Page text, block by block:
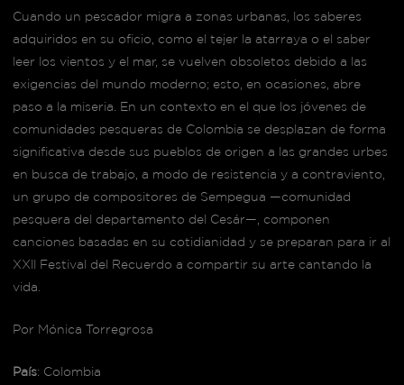
Cuando un pescador migra a zonas urbanas, los saberes
adquiridos en su oficio, como el tejer la atarraya o el saber
leer los vientos y el mar, se vuelven obsoletos debido a las
exigencias del mundo moderno; esto, en ocasiones, abre
paso a la miseria. En un contexto en el que los jóvenes de
comunidades pesqueras de Colombia se desplazan de forma
significativa desde sus pueblos de origen a las grandes urbes
en busca de trabajo, a modo de resistencia y a contraviento,
un grupo de compositores de Sempegua —comunidad
pesquera del departamento del Cesár—, componen
canciones basadas en su cotidianidad y se preparan para ir al
XXll Festival del Recuerdo a compartir su arte cantando la
vida.
Por Mónica Torregrosa
País: Colombia